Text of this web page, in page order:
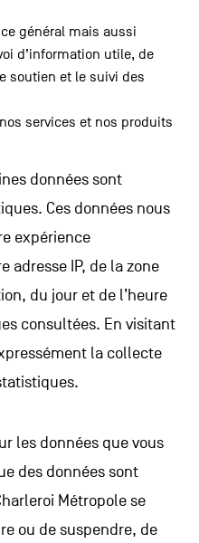
général mais aussi
d’information utile, de
soutien et le suivi des
services et nos produits
données sont
Ces données nous
expérience
adresse IP, de la zone
du jour et de l’heure
consultées. En visitant
la collecte
les données que vous
des données sont
Métropole se
ou de suspendre, de